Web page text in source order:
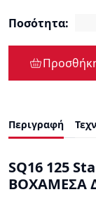
Ποσότητα:
Περιγραφή
SQ16 125
BOXΑΜΕΣΑ